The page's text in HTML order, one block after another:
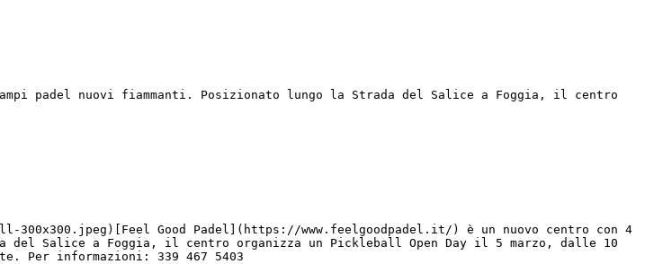
padel nuovi fiammanti. Posizionato lungo la Strada del Salice a Foggia, il centro
Good Padel](https://www.feelgoodpadel.it/) è un nuovo centro con 4
del Salice a Foggia, il centro organizza un Pickleball Open Day il 5 marzo, dalle 10
Per informazioni: 339 467 5403